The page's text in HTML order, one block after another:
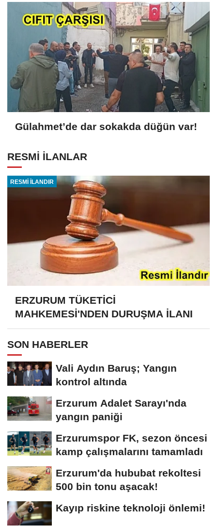
Gülahmet’de dar sokakda düğün var!
RESMİ İLANLAR
RESMİ İLANDIR
ERZURUM TÜKETİCİ
MAHKEMESİ'NDEN DURUŞMA İLANI
SON HABERLER
Vali Aydın Baruş; Yangın
kontrol altında
Erzurum Adalet Sarayı'nda
yangın paniği
Erzurumspor FK, sezon öncesi
kamp çalışmalarını tamamladı
Erzurum'da hububat rekoltesi
500 bin tonu aşacak!
Kayıp riskine teknoloji önlemi!